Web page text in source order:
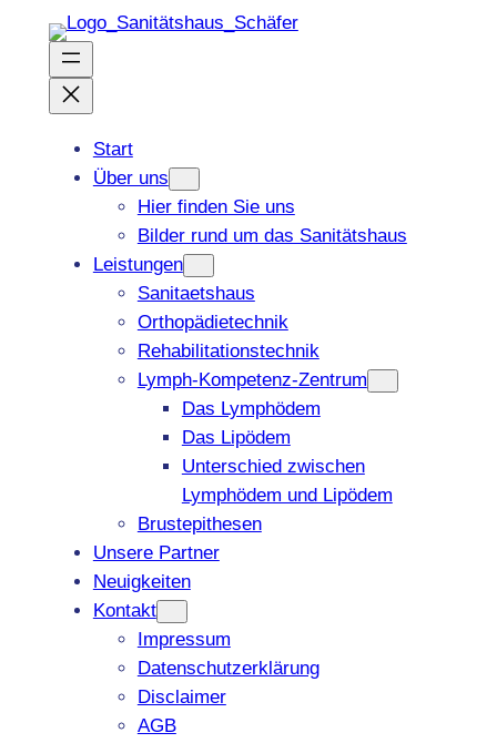
Inhalt
springen
Start
Über uns
Hier finden Sie uns
Bilder rund um das Sanitätshaus
Leistungen
Sanitaetshaus
Orthopädietechnik
Rehabilitationstechnik
Lymph-Kompetenz-Zentrum
Das Lymphödem
Das Lipödem
Unterschied zwischen
Lymphödem und Lipödem
Brustepithesen
Unsere Partner
Neuigkeiten
Kontakt
Impressum
Datenschutzerklärung
Disclaimer
AGB